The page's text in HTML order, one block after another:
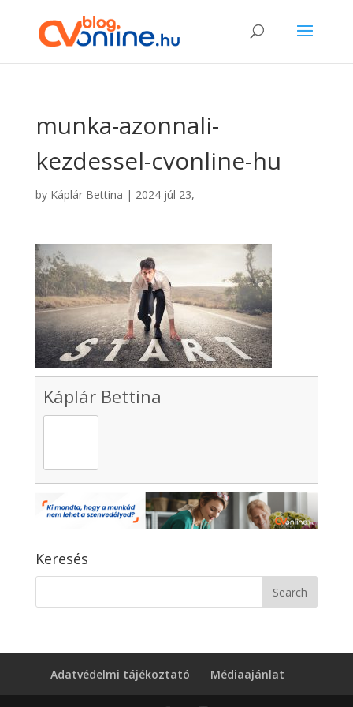
munka-azonnali-
kezdessel-cvonline-hu
by Káplár Bettina | 2024 júl 23,
Káplár Bettina
Keresés
Adatvédelmi tájékoztató Médiaajánlat